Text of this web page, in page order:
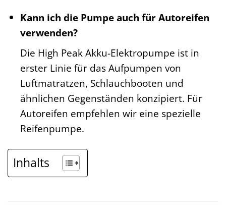
Kann ich die Pumpe auch für Autoreifen
verwenden?
Die High Peak Akku-Elektropumpe ist in
erster Linie für das Aufpumpen von
Luftmatratzen, Schlauchbooten und
ähnlichen Gegenständen konzipiert. Für
Autoreifen empfehlen wir eine spezielle
Reifenpumpe.
Inhalts